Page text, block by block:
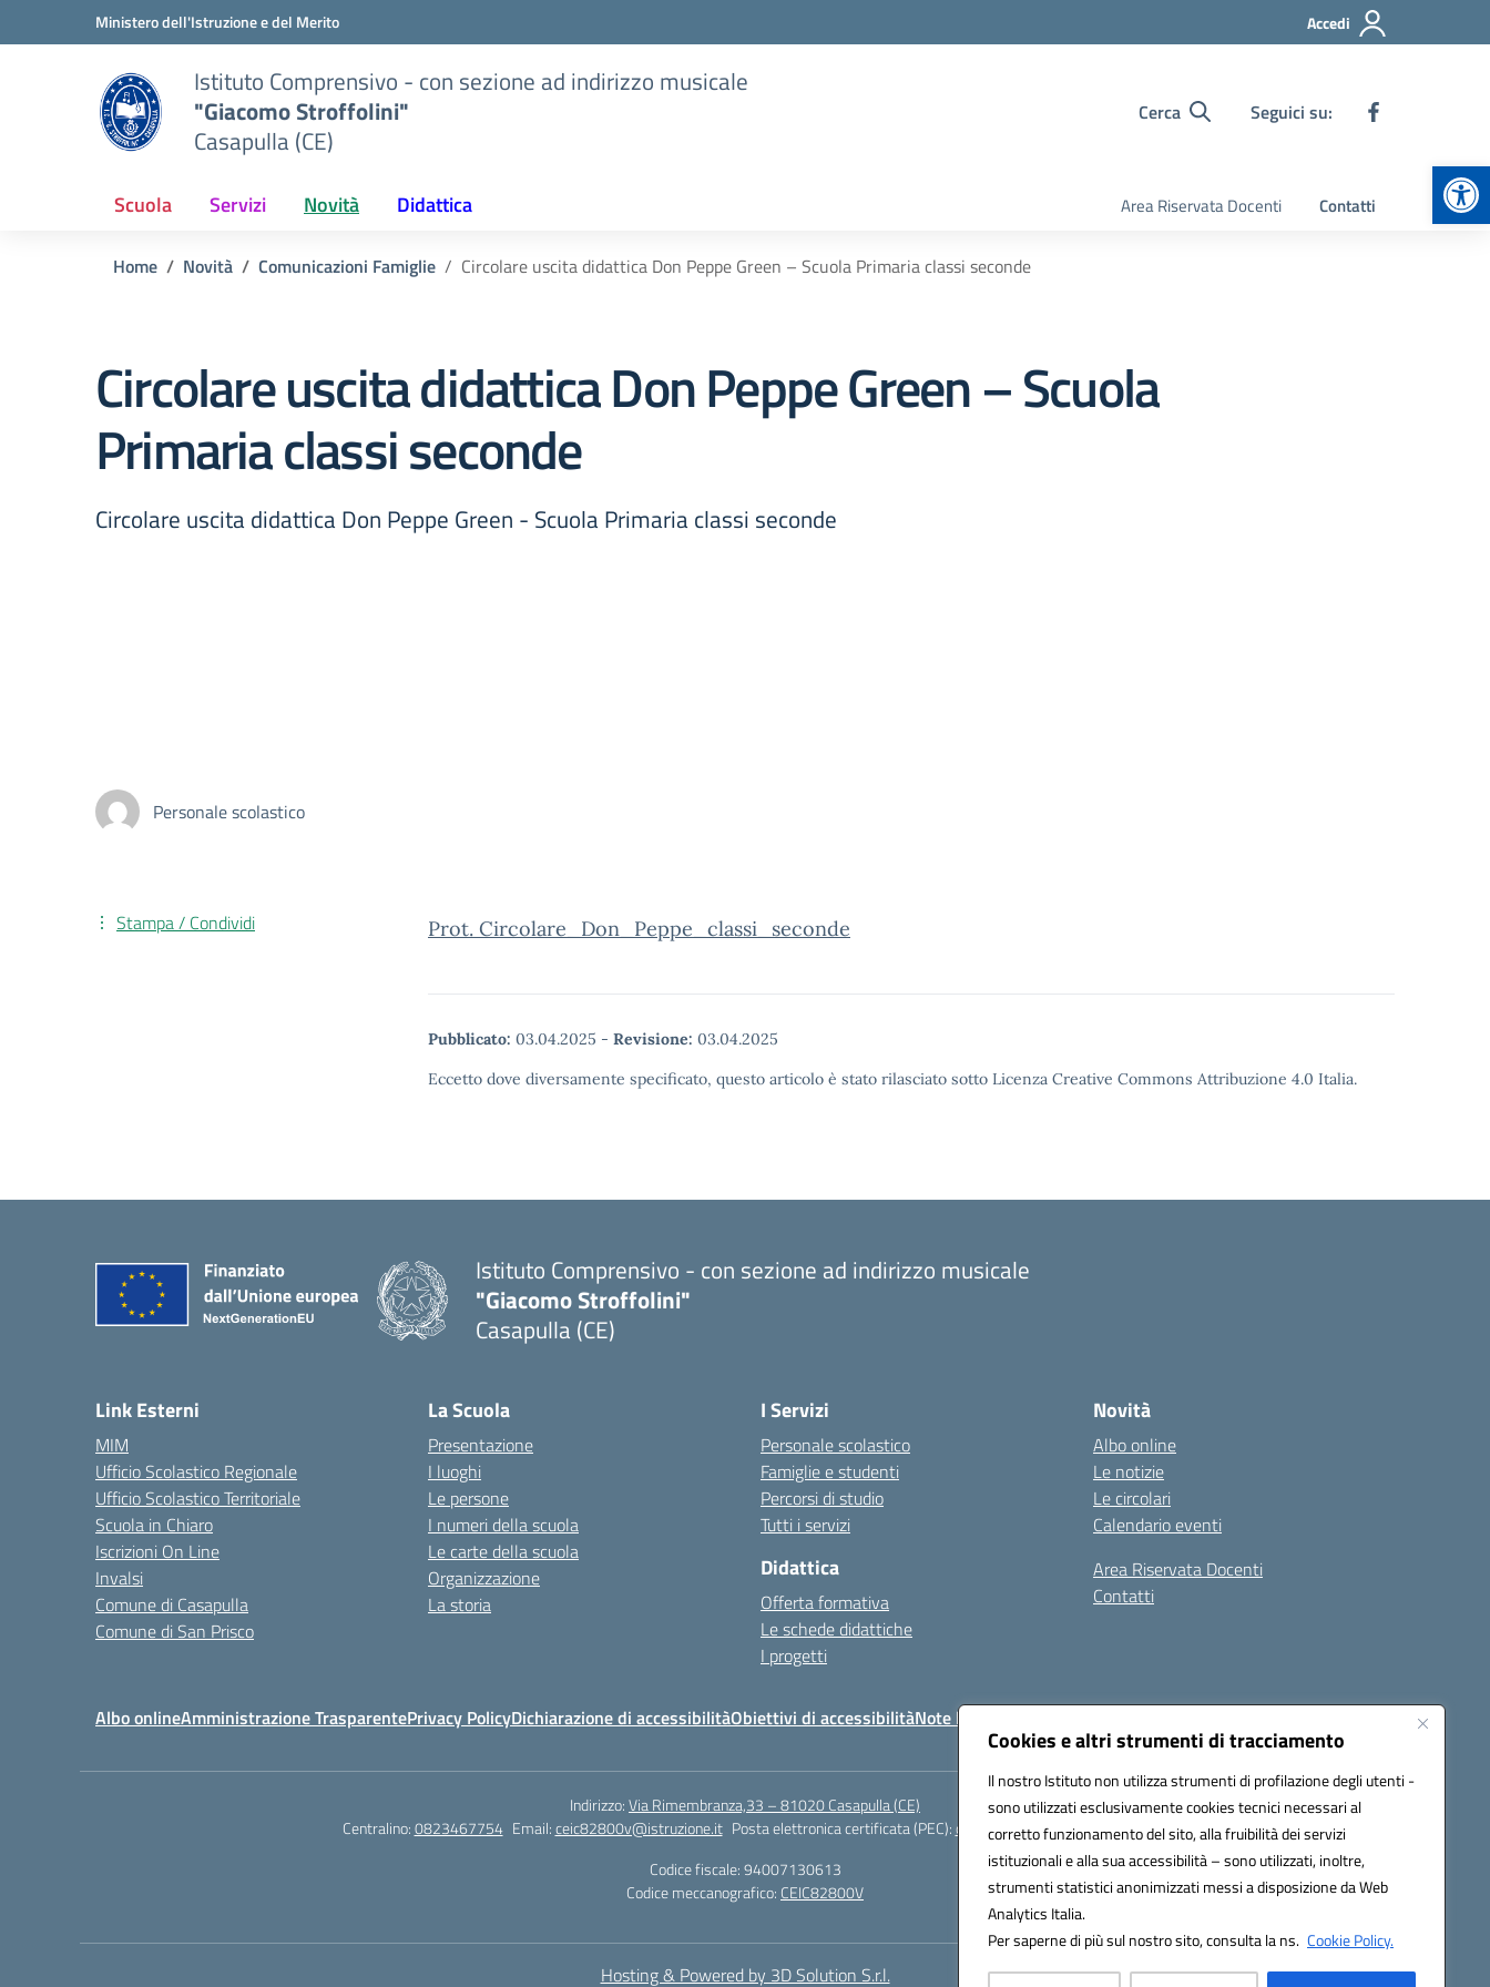
Cookies e altri strumenti di tracciamento
Il nostro Istituto non utilizza strumenti di profilazione degli utenti -
sono utilizzati esclusivamente cookies tecnici necessari al
corretto funzionamento del sito, alla fruibilità dei servizi
istituzionali e alla sua accessibilità – sono utilizzati, inoltre,
strumenti statistici anonimizzati messi a disposizione da Web
Analytics Italia.
Per saperne di più sul nostro sito, consulta la ns. Cookie Policy.
Vai ai contenuti
Vai al menu di navigazioneMinistero dell'Istruzione e del Merito Accedi
Istituto Comprensivo - con sezione ad indirizzo musicale
"Giacomo Stroffolini"
Casapulla (CE)
Cerca Seguici su:
Scuola Servizi Novità Didattica Area Riservata Docenti Contatti
Home Novità Comunicazioni Famiglie Circolare uscita didattica Don Peppe Green – Scuola Primaria classi seconde
Circolare uscita didattica Don Peppe Green – Scuola
Primaria classi seconde
Circolare uscita didattica Don Peppe Green - Scuola Primaria classi seconde
Personale scolastico
Prot. Circolare_Don_Peppe_classi_seconde
Pubblicato: 03.04.2025 - Revisione: 03.04.2025
Eccetto dove diversamente specificato, questo articolo è stato rilasciato sotto Licenza Creative Commons Attribuzione 4.0 Italia.
Stampa / Condividi
Istituto Comprensivo - con sezione ad indirizzo musicale
"Giacomo Stroffolini"
Casapulla (CE)
Link Esterni
MIM
Ufficio Scolastico Regionale
Ufficio Scolastico Territoriale
Scuola in Chiaro
Iscrizioni On Line
Invalsi
Comune di Casapulla
Comune di San Prisco
La Scuola
Presentazione
I luoghi
Le persone
I numeri della scuola
Le carte della scuola
Organizzazione
La storia
I Servizi
Personale scolastico
Famiglie e studenti
Percorsi di studio
Tutti i servizi
Didattica
Offerta formativa
Le schede didattiche
I progetti
Novità
Albo online
Le notizie
Le circolari
Calendario eventi
Area Riservata Docenti
Contatti
Albo onlineAmministrazione TrasparentePrivacy PolicyDichiarazione di accessibilitàObiettivi di accessibilitàNote legali Seguici su:
Indirizzo:Via Rimembranza,33 – 81020 Casapulla (CE)
Centralino:0823467754 Email:ceic82800v@istruzione.it Posta elettronica certificata (PEC):ceic82800v@pec.istruzione.it
Codice fiscale: 94007130613
Codice meccanografico: CEIC82800V
Hosting & Powered by 3D Solution S.r.l.